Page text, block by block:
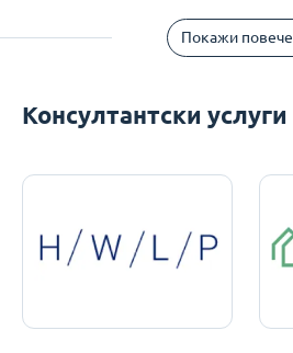
Покажи повече
Консултантски услуги